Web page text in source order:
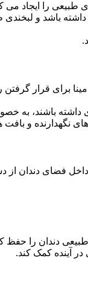
طبیعی را ایجاد می
باشد و لبخندی
مینا برای قرار
داشته باشند، به
نگهدارنده و
داخل فضای
دندان را حفظ
آینده کمک کند.